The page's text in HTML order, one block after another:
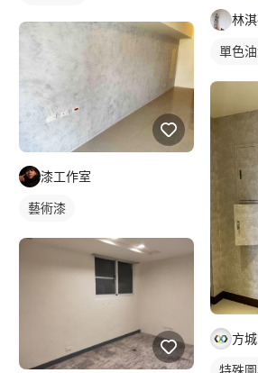
漆工作室
藝術漆
林
單色
方
特殊